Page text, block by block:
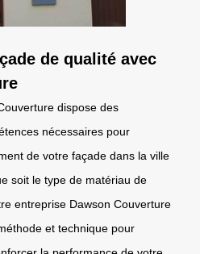
de qualité avec
dispose des
nécessaires pour
de votre façade dans la ville
soit le type de matériau de
entreprise Dawson Couverture
et technique pour